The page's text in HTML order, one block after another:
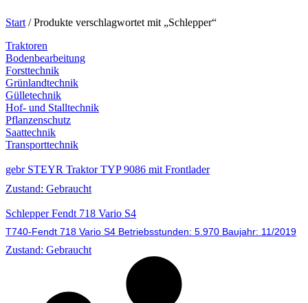
Start / Produkte verschlagwortet mit „Schlepper“
Traktoren
Bodenbearbeitung
Forsttechnik
Grünlandtechnik
Gülletechnik
Hof- und Stalltechnik
Pflanzenschutz
Saattechnik
Transporttechnik
gebr STEYR Traktor TYP 9086 mit Frontlader
Zustand: Gebraucht
Schlepper Fendt 718 Vario S4
T740-Fendt 718 Vario S4 Betriebsstunden: 5.970 Baujahr: 11/2019
Zustand: Gebraucht